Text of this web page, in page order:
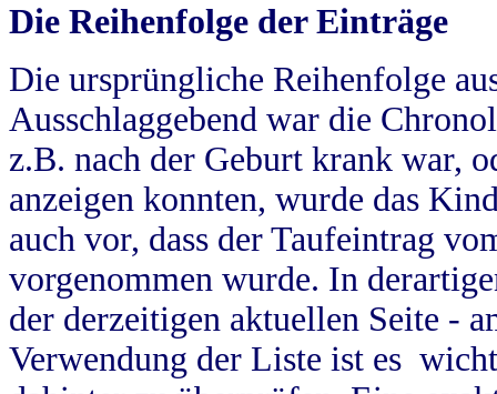
Die Reihenfolge der Einträge
Die ursprüngliche Reihenfolge
Ausschlaggebend war die
z.B. nach der Geburt krank war,
anzeigen konnten, wurde das
auch vor, dass der Taufeintrag
vorgenommen wurde. In
der derzeitigen aktuellen Seite -
Verwendung der Liste ist es